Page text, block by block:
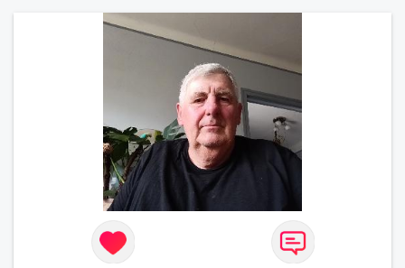
une belle amitié et qu'il n'est jamais trop tard pour
écrire une nouvelle histoire. Si vous aimez les
échanges sincères, les valeurs de respect et de
simplicité, nous pourrions faire connaissance autour
d'un café suivi d'une balade, sans précipitation et
laisser le temps faire le reste. Au plaisir de vous lire.